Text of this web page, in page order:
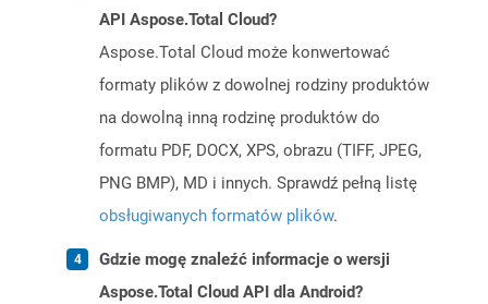
API Aspose.Total Cloud?
Aspose.Total Cloud może konwertować
formaty plików z dowolnej rodziny produktów
na dowolną inną rodzinę produktów do
formatu PDF, DOCX, XPS, obrazu (TIFF, JPEG,
PNG BMP), MD i innych. Sprawdź pełną listę
obsługiwanych formatów plików.
Gdzie mogę znaleźć informacje o wersji
Aspose.Total Cloud API dla Android?